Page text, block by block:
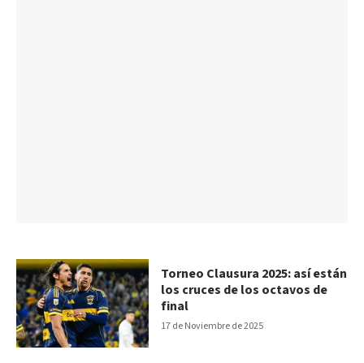
17 de Noviembre de 2025
Torneo Clausura 2025: así están
los cruces de los octavos de
final